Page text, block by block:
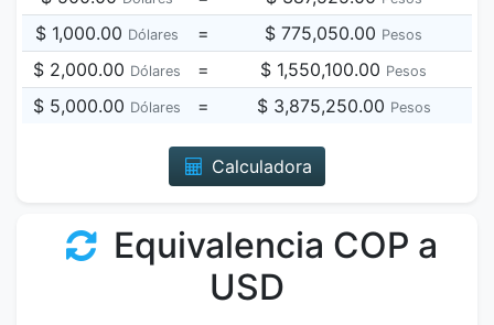
$ 1,000.00 Dólares = $ 775,050.00 Pesos
$ 2,000.00 Dólares = $ 1,550,100.00 Pesos
$ 5,000.00 Dólares = $ 3,875,250.00 Pesos
Calculadora
Equivalencia COP a
USD